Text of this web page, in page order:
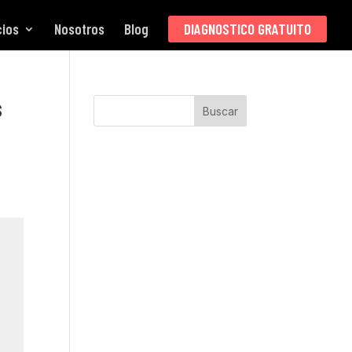
Nosotros Blog DIAGNOSTICO GRATUITO
Buscar